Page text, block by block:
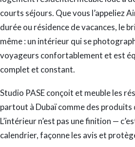
courts séjours. Que vous l’appeliez
durée ou résidence de vacances, le
même : un intérieur qui se
voyageurs confortablement et est
complet et constant.
Studio PASE conçoit et meuble les
partout à Dubaï comme des produits
L’intérieur n’est pas une finition —
calendrier, façonne les avis et